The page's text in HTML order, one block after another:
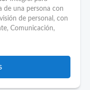
de una persona con
de personal, con
Comunicación,